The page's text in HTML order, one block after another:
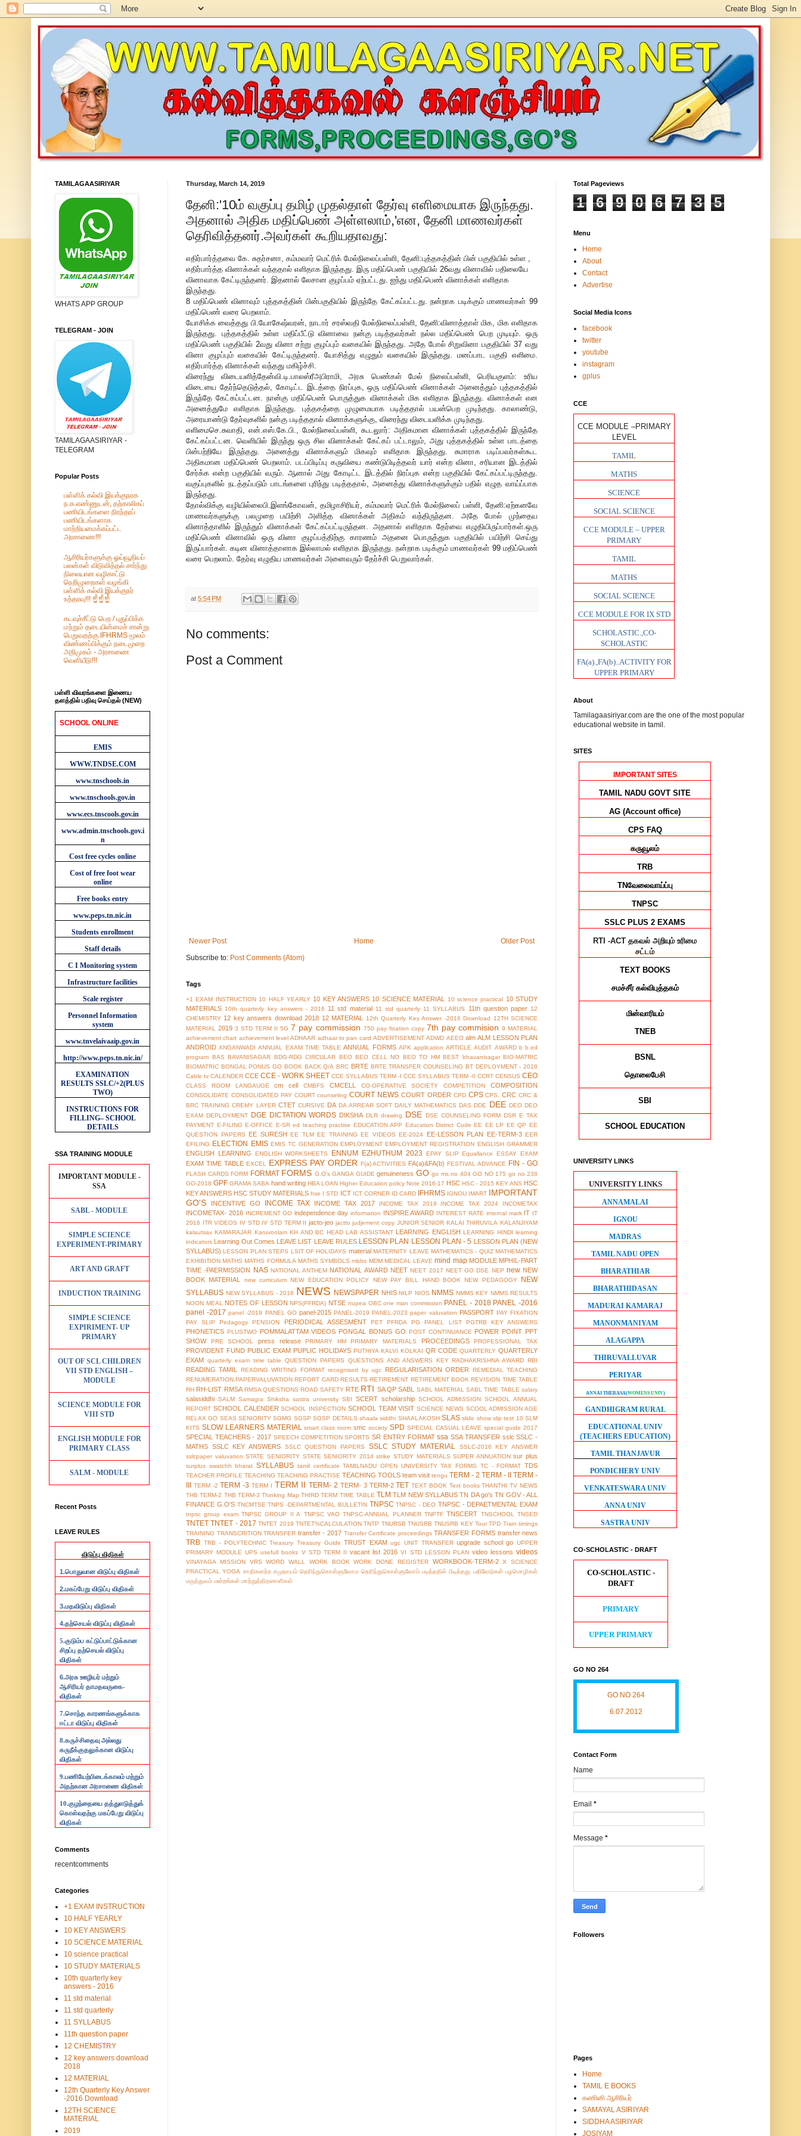
Thursday, March 14, 2019
தேனி:'10ம் வகுப்பு தமிழ் முதல்தாள் தேர்வு எளிமையாக இருந்தது.
அதனால் அதிக மதிப்பெண் அள்ளலாம்,'என, தேனி மாணவர்கள்
தெரிவித்தனர்.அவர்கள் கூறியதாவது:
எதிர்பார்த்தவை கே. சுதர்சனா, கம்மவார் மெட்ரிக் மேல்நிலைப்பள்ளி, தேனி:புத்தகத்தின் பின் பகுதியில் உள்ள ,
எதிர்பார்த்த வினாக்கள் வந்ததால் எளிதாக இருந்தது. இரு மதிப்பெண் பகுதியில் 26வது வினாவில் பதிலையே
வினாவாக கேட்டிருந்தனர். இதனால் லேசான குழப்பம் ஏற்பட்டது. ஐந்து மதிப்பெண் வினாக்கள் எளிதாக
இருந்தது.
8 மதிப்பெண் வினாவும் புத்தகத்தின் பின்பகுதியில் இருந்தே கேட்கப்பட்டது. நன்றாக படிக்கும் மாணவர்கள் 99
மதிப்பெண் வரை பெறலாம்.
யோசிக்க வைத்தது பி.யோகேஷ்வரன், நாடார் சரஸ்வதி மேல்நிலைப்பள்ளி, தேனி:வினாத்தாள் மிக, மிக எளிதாக
இருந்தது. புத்தகத்தில் உள்ள மதிப்பீட்டு வினாவை நன்கு படித்தவர்கள் நல்ல மதிப்பெண் பெற முடியும். ஒரு
மதிப்பெண் பகுதியில் 2வது வினா சற்று குழப்பும் வகையில் இருந்தது. அதே போல் சிறுவினா பகுதியில் 37 வது
வினா குழப்பும் வகையில் கேட்டிருந்தனர். யோசித்து எழுதும் வகையில் இருந்தது. மனப்பாட பகுதி எளிமை.
எதிர்பார்த்த வினாக்கள் வந்தது மகிழ்ச்சி.
விரைந்து விடையளித்தேன்வி.டி.பாலஸ்ரீஅபிராமி, அரசு பெண்கள் மேல் நிலைப்பள்ளி, பெரியகுளம்: உரிய
விடையை தேர்ந்தெடுத்தல், கோடிட்ட இடத்தை நிரப்புக, ஒரு மதிப்பெண் வினாக்கள் அனைத்தும் புத்தகத்தில்
இருந்தே கேட்கப்பட்டன. நான்கு மதிப்பெண் பொருத்துக வினாக்கள் மிக எளிதாக இருந்தது. வினாக்கள் என
அனைத்துமே எளிதாக இருந்தது. புத்தகத்தை முழுமையாக படித்ததால் பயன்பெற முடிந்தது. காலாண்டு,
அரையாண்டு தேர்வுகளில் நன்கு படித்ததால் வினாக்களுக்கு, விரைந்து விடையளிக்க முடிந்தது.
எளிமைசெ.சுவாதி, என்.எஸ்.கே.பி., மேல்நிலைப்பள்ளி, கூடலுார்: அதிகமான வினாக்கள் புத்தகத்தில் இருந்தே
கேட்கப்பட்டன. வெளியில் இருந்து ஒரு சில வினாக்கள் கேட்கப் பட்டாலும், அது புத்தகத்தில் உள்ள பாடத்தை
பின்பற்றியே இருந்தது. அனைத்து வினாக்களும் மிகவும் எளிதாக இருந்தது. சுமாராக படிப்பவர்கள்கூட
அதிகமான மதிப்பெண் பெறலாம். படப்பிடிப்பு கருவியை கண்டுபிடித்தவர் யார் என்ற வினா, சரியான இடத்தில்
சேர்க்க என்ற பகுதியில் வரும். ஆனால் அது கோடிட்ட இடத்தில் நிரப்புக என்ற பகுதியில் கேட்கப்பட்டிருந்தது.
வகுப்புகளில் நடத்தப்படும் பாடங்களை புரிந்து படித்ததால், அனைத்து வினாக்களுக்கும் பதில் எழுத வாய்ப்பாக
இருந்தது.
தோல்விக்கு வழியில்லைபி.இளங்கோவன், தமிழாசிரியர், கம்மவார் மெட்ரிக் மேல்நிலைப் பள்ளி, தேனி:ஏற்கனவே
மாணவர்களுக்கு பலமுறை பயிற்சி அளித்த வினாக்கள் அதிகம் வந்திருந்தன. அதே போல் முந்தைய
வினாத்தாளில் இருந்தும் வினாக்கள் கேட்கப்பட்டிருந்தன. அதனால் எளிதாக தேர்வை எழுதியிருப்பார்கள்.ஒரு
மதிப்பெண் வினாவில் ஒரு வினா குழப்பத்திற்கு காரணம் அதனை பொருத்துக பகுதியில் பயிற்சி செய்து
இருப்பார்கள். கடின வினாத்தாளாக இல்லாமல் எளிதாக இருந்தது. நன்றாக படிக்கும் மாணவர்கள் 99 மதிப்பெண்
வரை பெறலாம். தேர்வு எழுதிய மாணவர்கள் அனைவரும் தேர்ச்சி பெறுவார்கள்.
at 5:54 PM
No comments:
Post a Comment
Newer Post Older Post
Home
Subscribe to: Post Comments (Atom)
Tags
+1 EXAM INSTRUCTION 10 HALF YEARLY 10 KEY ANSWERS 10 SCIENCE MATERIAL 10 science practical 10 STUDY
MATERIALS 10th quarterly key answers - 2016 11 std material 11 std quarterly 11 SYLLABUS 11th question paper 12
CHEMISTRY 12 key answers download 2018 12 MATERIAL 12th Quarterly Key Answer -2016 Download
12TH SCIENCE
MATERIAL
2019 3 STD TERM II 5G 7 pay commission 750 pay fixation copy 7th pay commision 9 MATERIAL
achievement chart achievement level ADHAAR adhaar to pan card ADVERTISEMENT ADWD AEEO alm ALM LESSON PLAN
ANDROID ANGANWADI ANNUAL EXAM TIME TABLE ANNUAL FORMS APK application ARTICLE AUDIT AWARD b b.ed
program BAS BAVANISAGAR BDG-RDG CIRCULAR BEO BEO CELL NO BEO TO HM BEST bhavanisagar BIO-MATRIC
BIOMATRIC BONGAL PONUS GO BOOK BACK Q/A BRC BRTE BRTE TRANSFER COUNSELING BT DEPLOYMENT - 2018
Cable tv CALENDER CCE CCE - WORK SHEET CCE SYLLABUS TERM -I CCE SYLLABUS TERM -II CCRT CENSUS CEO
CLASS ROOM LANGAUGE cm cell CMBFS CMCELL CO-OPERATIVE SOCIETY COMPETITION COMPOSITION
CONSOLIDATE CONSOLIDATED PAY COURT counseling COURT NEWS COURT ORDER CPD CPS CPS. CRC CRC &
BRC TRAINING CREMY LAYER CTET CURSIVE DA DA ARREAR SOFT DAILY MATHEMATICS DAS DDE DEE DEO DEO
EXAM DEPLOYMENT DGE DICTATION WORDS DIKSHA DLR drawing DSE DSE COUNSELING FORM DSR E TAX
PAYMENT E-FILING E-OFFICE E-SR ed teaching practise EDUCATION APP Education District Code EE EE LP EE QP EE
QUESTION PAPERS
EE SURESH EE TLM EE TRAINING EE VIDEOS EE-2024 EE-LESSON PLAN EE-TERM-3 EER
EFILING
ELECTION EMIS EMIS TC GENERATION EMPLOYMENT EMPLOYMENT REGISTRATION ENGLISH GRAMMER
ENGLISH LEARNING ENGLISH WORKSHEETS ENNUM EZHUTHUM 2023 EPAY SLIP Equallance ESSAY EXAM
EXAM TIME TABLE EXCEL EXPRESS PAY ORDER F(a) ACTIVITIES FA(a)&FA(b) FESTIVAL ADVANCE FIN - GO
FLASH CARDS FORM FORMAT FORMS G.O's GANGA GUIDE genuineness GO go ms no 404 GO NO 175 go no 238
GO-2018 GPF GRAMA SABA hand writing HBA LOAN Higher Education policy Note 2016-17 HSC HSC - 2015 KEY ANS HSC
KEY ANSWERS HSC STUDY MATERIALS hse I STD ICT ICT CORNER ID CARD IFHRMS IGNOU IMART IMPORTANT
GO'S
INCENTIVE GO INCOME TAX INCOME TAX 2017 INCOME TAX 2019 INCOME TAX 2024 INCOMETAX
INCOMETAX- 2016 INCREMENT GO independence day information INSPIRE AWARD INTEREST RATE internal mark IT IT
2016 ITR VIDEOS IV STD IV STD TERM II jacto-jeo jactto judjement copy JUNIOR SENIOR KALAI THIRUVILA KALANJIYAM
kalautsav KAMARAJAR Karuvoolam KH AND BC HEAD LAB ASSISTANT LEARNING ENGLISH LEARNING HINDI learning
indicators Learning Out Comes LEAVE LIST LEAVE RULES LESSON PLAN LESSON PLAN - 5 LESSON PLAN (NEW
SYLLABUS) LESSON PLAN STEPS LSIT OF HOLIDAYS material MATERNITY LEAVE MATHEMATICS - QUIZ MATHEMATICS
EXHIBITION MATHS MATHS FORMULA MATHS SYMBOLS mbbs MDM MEDICAL LEAVE mind map MODULE MPHIL-PART
TIME -PAERMISSION
NAS NATIONAL ANTHEM NATIONAL AWARD NEET NEET 2017 NEET GO DSE NEP new NEW
BOOK MATERIAL
new curriculum NEW EDUCATION POLICY NEW PAY BILL HAND BOOK NEW PEDAGOGY
NEW
SYLLABUS NEW SYLLABUS - 2018 NEWS NEWSPAPER NHIS NILP NIOS NMMS NMMS KEY NMMS RESULTS
NOON MEAL
NOTES OF LESSON NPS(PFRDA) NTSE nupea OBC one man commission PANEL - 2018 PANEL -2016
panel -2017 panel -2019 PANEL GO panel-2015 PANEL-2019 PANEL-2023 paper valuvation PASSPORT PAY FIXATION
PAY SLIP
Pedagogy PENSION PERIODICAL ASSESMENT PET PFRDA PG PANEL LIST PGTRB KEY ANSWERS
PHONETICS PLUSTWO POMMALATTAM VIDEOS PONGAL BONUS GO POST CONTINUANCE POWER POINT PPT
SHOW
PRE SCHOOL press release PRIMARY HM PRIMARY MATERIALS PROCEEDINGS PROFESSIONAL TAX
PROVIDENT FUND PUBLIC EXAM PUPLIC HOLIDAYS PUTHIYA KALVI KOLKAI QR CODE QUARTERLY QUARTERLY
EXAM quarterly exam time table QUESTION PAPERS QUESTIONS AND ANSWERS KEY RADHAKRISHNA AWARD RBI
READING TAMIL READING WRITING FORMAT recognised by ugc REGULARISATION ORDER
REMEDIAL TEACHING
RENUMERATION.PAPERVALUVATION REPORT CARD RESULTS RETIREMENT RETIREMENT BOOK REVISION TIME TABLE
RH RH-LIST RMSA RMSA QUESTIONS ROAD SAFETY RTE RTI SA QP SABL SABL MATERIAL SABL TIME TABLE salary
salasiddhi SALM Samagra Shiksha sastra university SBI SCERT scholarship SCHOOL ADMISSION SCHOOL ANNUAL
REPORT SCHOOL CALENDER SCHOOL INSPECTION SCHOOL TEAM VISIT SCIENCE NEWS SCOOL ADMISSION AGE
RELAX GO SEAS SENIORITY SGMG SGSP SGSP DETAILS shaala siddhi SHAALAKOSH SLAS slide show slip test 10 SLM
KITS SLOW LEARNERS MATERIAL smart class room smc society SPD SPECIAL CASUAL LEAVE special guide 2017
SPECIAL TEACHERS - 2017 SPEECH COMPETITION SPORTS SR ENTRY FORMAT ssa SSA TRANSFER sslc SSLC -
MATHS SSLC KEY ANSWERS SSLC QUESTION PAPERS SSLC STUDY MATERIAL
SSLC-2016 KEY ANSWER
sslcpaper valuvation STATE SENIORITY STATE SENIORITY 2014 strike STUDY MATERIALS SUPER ANNUATION sur plus
surplus swatchh bharat SYLLABUS tamil certificate TAMILNADU OPEN UNIVERSITY TAX FORMS TC - FORMAT TDS
TEACHER PROFILE TEACHING TEACHING PRACTISE TEACHING TOOLS team visit tengu TERM - 2 TERM - II
TERM -
TERM -2 TERM -3 TERM I TERM II TERM- 2 TERM- 3 TERM-2 TET TEXT BOOK Text books THANTHI TV NEWS
THB TERM-2 THB TERM-3 Thinking Map THIRD TERM TIME TABLE TLM TLM NEW SYLLABUS TN DA go's TN GOV - ALL
FINANCE G.O'S TNCMTSE TNPS -DEPARTMENTAL BULLETIN TNPSC TNPSC - DEO TNPSC - DEPAETMENTAL EXAM
tnpsc group exam TNPSC GROUP II A TNPSC VAO TNPSC-ANNUAL PLANNER TNPTF TNSCERT TNSCHOOL TNSED
TNTET TNTET - 2017 TNTET 2019 TNTET%CALCULATION TNTP TNURSB TNUSRB TNUSRB KEY Tour TPD Train timings
TRAINING TRANSCRITION TRANSFER transfer - 2017 Transfer Certificate proceedings TRANSFER FORMS transfer news
TRB TRB - POLYTECHNIC Treasury Treasury Guide TRUST EXAM ugc UNIT TRANSFER upgrade school go UPPER
PRIMARY MODULE UPS usefull books V STD TERM II vacant list 2016 VI STD LESSON PLAN video lessons videos
VINAYAGA MISSION VRS WORD WALL WORK BOOK WORK DONE REGISTER WORKBOOK-TERM-2
X SCIENCE
PRACTICAL
YOGA சாதிகளற்ற சமுதாயம் தெரிந்துகொள்ளுவோம தெரிந்துகொள்ளுவோம் படித்ததில் பிடித்தது பதிவேடுகள் பழமொழிகள்
மருத்துவம் மன்றங்கள் மாற்றுத்திறனாளிகள்
TAMILAGAASIRIYAR
WHATS APP GROUP
TELEGRAM - JOIN
TAMILAGAASIRIYAR -
TELEGRAM
Popular Posts
பள்ளிக் கல்வி இயக்குநரக
ந.க.எண்ணுடன், தற்காலிகப்
பணியிடங்களை நிரந்தரப்
பணியிடங்களாக
மாற்றியமைக்கப்பட்ட
அரசாணை!!!
ஆசிரியர்களுக்கு ஓய்வூதியப்
பலன்கள் விடுவித்தல் சார்ந்து
நிலையான வழிகாட்டு
நெறிமுறைகள் வழங்கி
பள்ளிக் கல்வி இயக்குநர்
உத்தரவு!!! ☝️☝️☝️
கடவுச்சீட்டு பெற / புதுப்பிக்க
மற்றும் தடையின்மைச் சான்று
பெறுவதற்கு IFHRMS மூலம்
விண்ணப்பிக்கும் நடைமுறை
அறிமுகம் - அரசாணை
வெளியீடு!!!
பள்ளி விவரங்களை இணைய
தளத்தில் பதிவு செய்தல் (NEW)
SCHOOL ONLINE
EMIS
WWW.TNDSE.COM
www.tnschools.in
www.tnschools.gov.in
www.ecs.tnscools.gov.in
www.admin.tnschools.gov.i
n
Cost free cycles online
Cost of free foot wear
online
Free books entry
www.peps.tn.nic.in
Students enrollment
Staff details
C I Monitoring system
Infrastructure facilities
Scale register
Personnel Information
system
www.tnvelaivaaip.gov.in
http://www.peps.tn.nic.in/
EXAMINATION
RESULTS SSLC/+2(PLUS
TWO)
INSTRUCTIONS FOR
FILLING– SCHOOL
DETAILS
SSA TRAINING MODULE
IMPORTANT MODULE -
SSA
SABL - MODULE
SIMPLE SCIENCE
EXPERIMENT-PRIMARY
ART AND GRAFT
INDUCTION TRAINING
SIMPLE SCIENCE
EXPIRIMENT- UP
PRIMARY
OUT OF SCL CHILDREN
VII STD ENGLISH –
MODULE
SCIENCE MODULE FOR
VIII STD
ENGLISH MODULE FOR
PRIMARY CLASS
SALM - MODULE
Recent Posts
LEAVE RULES
விடுப்பு விதிகள்
1.பொதுவான விடுப்பு விதிகள்
2.மகப்பேறு விடுப்பு விதிகள்
3.மதவிடுப்பு விதிகள்
4.தற்செயல் விடுப்பு விதிகள்
5.குடும்ப கட்டுப்பாட்டுக்கான
சிறப்பு தற்செயல் விடுப்பு
விதிகள்
6.அரசு ஊழியர் மற்றும்
ஆசிரியர் தாமதவருகை-
விதிகள்
7.சொந்த காரணங்களுக்காக
ஈட்டா விடுப்பு விதிகள்
8.கருச்சிதைவு அல்லது
கருநீக்குதலுக்கான விடுப்பு
விதிகள்
9.பணியேற்பிடைக்காலம் மற்றும்
அதற்கான அரசாணை விதிகள்
10.குழந்தையை தத்துஎடுத்துக்
கொள்வதற்கு மகப்பேறு விடுப்பு
விதிகள்
Comments
recentcomments
Categories
+1 EXAM INSTRUCTION
10 HALF YEARLY
10 KEY ANSWERS
10 SCIENCE MATERIAL
10 science practical
10 STUDY MATERIALS
10th quarterly key
answers - 2016
11 std material
11 std quarterly
11 SYLLABUS
11th question paper
12 CHEMISTRY
12 key answers download
2018
12 MATERIAL
12th Quarterly Key Answer
-2016 Download
12TH SCIENCE
MATERIAL
2019
Total Pageviews
1 6 9 0 6 7 3 5
Menu
Home
About
Contact
Advertise
Social Media Icons
facebook
twitter
youtube
instagram
gplus
CCE
CCE MODULE –PRIMARY
LEVEL
TAMIL
MATHS
SCIENCE
SOCIAL SCIENCE
CCE MODULE – UPPER
PRIMARY
TAMIL
MATHS
SOCIAL SCIENCE
CCE MODULE FOR IX STD
SCHOLASTIC.,CO-
SCHOLASTIC
FA(a).,FA(b)..ACTIVITY FOR
UPPER PRIMARY
About
Tamilagaasiriyar.com are the one of the most popular
educational website in tamil.
SITES
IMPORTANT SITES
TAMIL NADU GOVT SITE
AG (Account office)
CPS FAQ
கருவூலம்
TRB
TNவேலைவாய்ப்பு
TNPSC
SSLC PLUS 2 EXAMS
RTI -ACT தகவல் அறியும் உரிமை
சட்டம்
TEXT BOOKS
சமச்சீர் கல்விபுத்தகம்
மின்வாரியம்
TNEB
BSNL
தொலைபேசி
SBI
SCHOOL EDUCATION
UNIVERSITY LINKS
UNIVERSITY LINKS
ANNAMALAI
IGNOU
MADRAS
TAMIL NADU OPEN
BHARATHIAR
BHARATHIDASAN
MADURAI KAMARAJ
MANONMANIYAM
ALAGAPPA
THIRUVALLUVAR
PERIYAR
ANNAI THERASA(WOMENS UNIV)
GANDHIGRAM RURAL
EDUCATIONAL UNIV
(TEACHERS EDUCATION)
TAMIL THANJAVUR
PONDICHERY UNIV
VENKATESWARA UNIV
ANNA UNIV
SASTRA UNIV
CO-SCHOLASTIC - DRAFT
CO-SCHOLASTIC -
DRAFT
PRIMARY
UPPER PRIMARY
GO NO 264
GO NO 264
6.07.2012
Contact Form
Name
Email *
Message *
Followers
Pages
Home
TAMIL E BOOKS
கணினி ஆசிரியர்
SAMAYAL ASIRIYAR
SIDDHA ASIRIYAR
JOSIYAM